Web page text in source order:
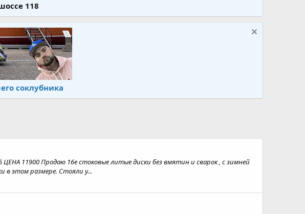
118
соклубника
ЦЕНА 11900 Продаю 16е стоковые литые диски без вмятин и сварок , с зимней
в этом размере. Стояли у...